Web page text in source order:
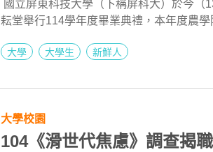
國立屏東科技大學（下稱屏科大）於今（
耘堂舉行114學年度畢業典禮，本年度農
所，共計畢業生2,503名，包含日間部博
有126名樂齡大學學員結業。典禮由屏科
「學業優良獎」、「操行成績優異獎」、
動卓越獎」等獎項，鼓勵表現傑出同學。
大學 大學生 新鮮人
大學校園
104《滑世代焦慮》調查揭